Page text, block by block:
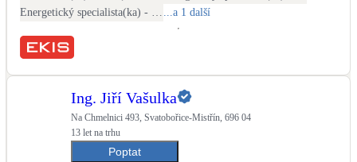
...a 1 další
Ing. Jiří Vašulka
Na Chmelnici 493, Svatobořice-Mistřín, 696 04
13 let na trhu
Poptat